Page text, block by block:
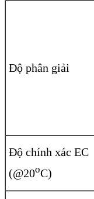
Độ phân giải
Độ chính xác EC
(@20oC)